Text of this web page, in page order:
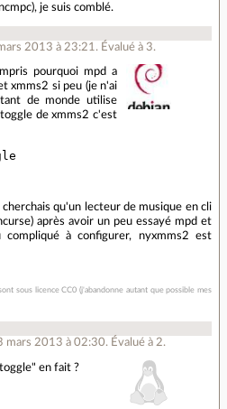
je suis comblé.
2013 à 23:21 . Évalué à 3.
pourquoi mpd a
xmms2 si peu (je n'ai
de monde utilise
de xmms2 c'est
qu'un lecteur de musique en cli
après avoir un peu essayé mpd et
à configurer, nyxmms2 est
sous licence CC0 (j'abandonne autant que possible mes
mars 2013 à 02:30. Évalué à 2.
en fait ?